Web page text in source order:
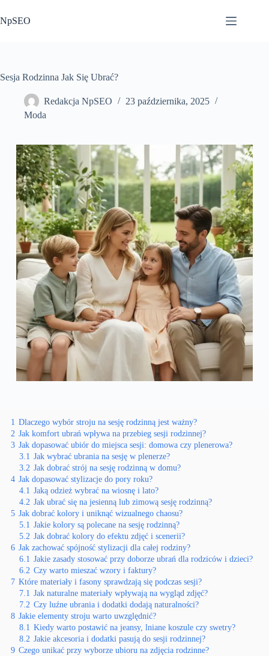
do
treści
NpSEO
Sesja Rodzinna Jak Się Ubrać?
Redakcja NpSEO
23 października, 2025
Moda
1 Dlaczego wybór stroju na sesję rodzinną jest ważny?
2 Jak komfort ubrań wpływa na przebieg sesji rodzinnej?
3 Jak dopasować ubiór do miejsca sesji: domowa czy plenerowa?
3.1 Jak wybrać ubrania na sesję w plenerze?
3.2 Jak dobrać strój na sesję rodzinną w domu?
4 Jak dopasować stylizacje do pory roku?
4.1 Jaką odzież wybrać na wiosnę i lato?
4.2 Jak ubrać się na jesienną lub zimową sesję rodzinną?
5 Jak dobrać kolory i uniknąć wizualnego chaosu?
5.1 Jakie kolory są polecane na sesję rodzinną?
5.2 Jak dobrać kolory do efektu zdjęć i scenerii?
6 Jak zachować spójność stylizacji dla całej rodziny?
6.1 Jakie zasady stosować przy doborze ubrań dla rodziców i dzieci?
6.2 Czy warto mieszać wzory i faktury?
7 Które materiały i fasony sprawdzają się podczas sesji?
7.1 Jak naturalne materiały wpływają na wygląd zdjęć?
7.2 Czy luźne ubrania i dodatki dodają naturalności?
8 Jakie elementy stroju warto uwzględnić?
8.1 Kiedy warto postawić na jeansy, lniane koszule czy swetry?
8.2 Jakie akcesoria i dodatki pasują do sesji rodzinnej?
9 Czego unikać przy wyborze ubioru na zdjęcia rodzinne?